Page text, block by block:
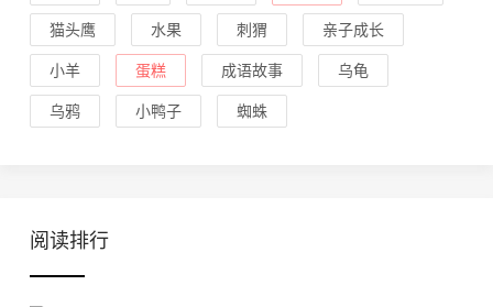
猫头鹰 水果 刺猬 亲子成长
小羊 蛋糕 成语故事 乌龟
乌鸦 小鸭子 蜘蛛
阅读排行